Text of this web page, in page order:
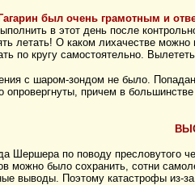
Гагарин был очень грамотным и
в этот день после
летать! О каком лихачестве можно
по кругу самостоятельно.
с шаром-зондом не было.
опровергнуты, причем в
Шершера по поводу пресловутого
можно было сохранить, сотни
выводы. Поэтому катастрофы из-